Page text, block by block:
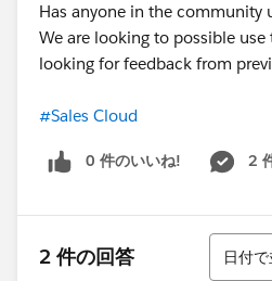
Has anyone in the community
We are looking to possible
looking for feedback from
#Sales Cloud
0 件のいいね! 2
2 件の回答
並び替え
日付